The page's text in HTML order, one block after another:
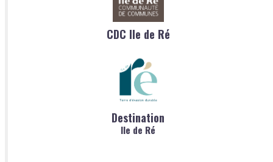
CDC Ile de Ré
Destination
Ile de Ré